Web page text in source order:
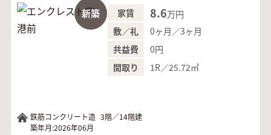
新築 家賃 8.6万円
敷／礼
0ヶ月／3ヶ月
共益費
0円
間取り
1R／25.72㎡
鉄筋コンクリート造 3階／14階建
築年月:2026年06月